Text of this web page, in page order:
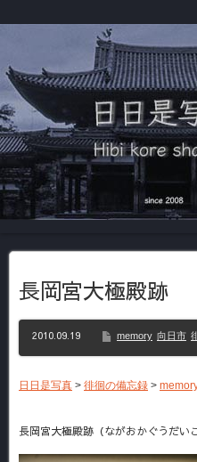
長岡宮大極殿跡
2010.09.19 memory 向日市
日日是写真 > 徘徊の備忘録 >
長岡宮大極殿跡（ながおかぐうだ